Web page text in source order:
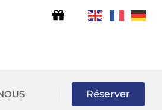
Réserver